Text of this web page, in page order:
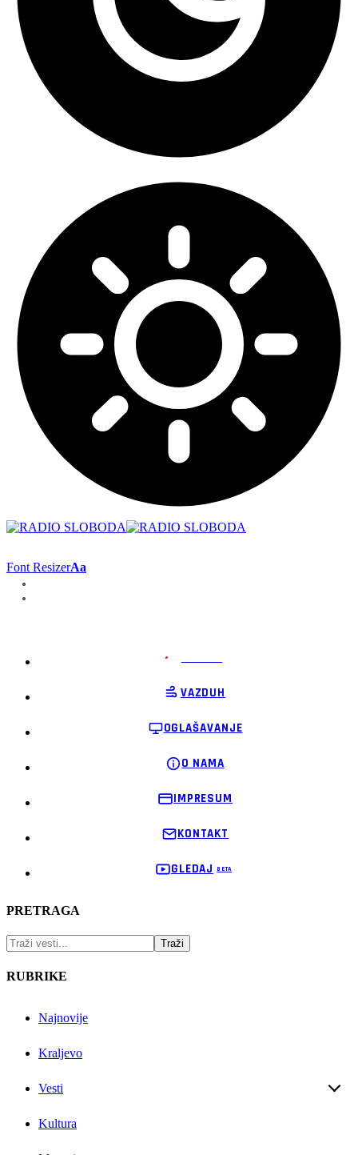
Font ResizerAa
VAZDUH
OGLAŠAVANJE
O NAMA
IMPRESUM
KONTAKT
GLEDAJ
PRETRAGA
RUBRIKE
Najnovije
Kraljevo
Vesti
Kultura